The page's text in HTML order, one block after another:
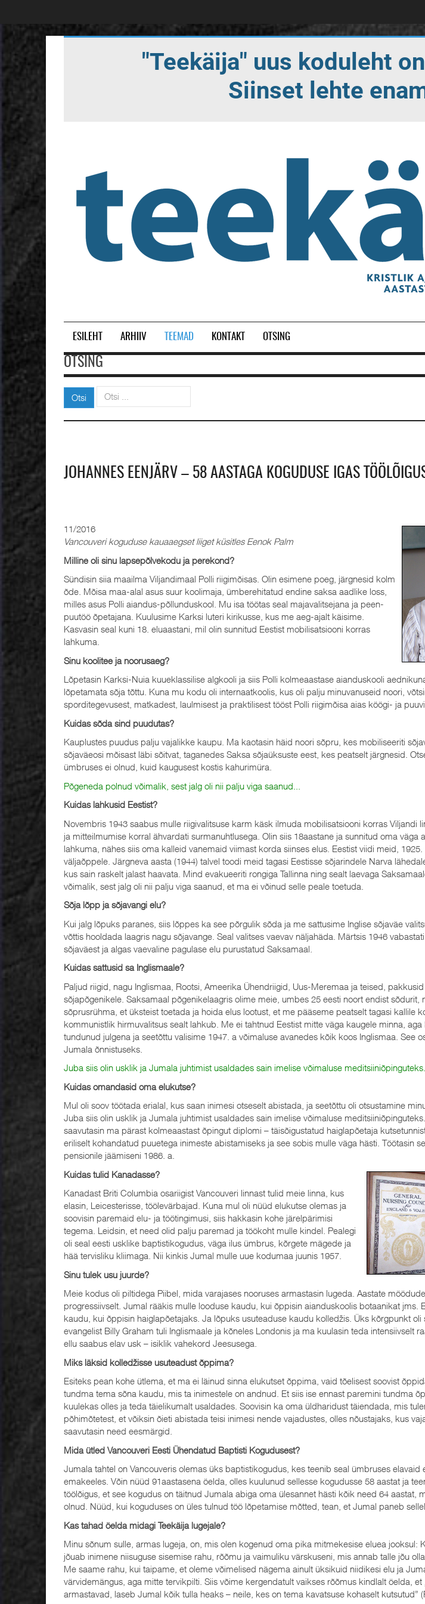
ESILEHT ARHIIV TEEMAD KONTAKT OTSING
OTSING
Otsi Otsi
JOHANNES EENJÄRV – 58 AASTAGA KOGUDUSE IGAS
11/2016
Vancouveri koguduse kauaaegset liiget küsitles Eenok Palm
Milline oli sinu lapsepõlvekodu ja perekond?
Sündisin siia maailma Viljandimaal Polli riigimõisas. Olin esimene poeg, järgnesid kolm
õde. Mõisa maa-alal asus suur koolimaja, ümberehitatud endine saksa aadlike loss,
milles asus Polli aiandus-põllunduskool. Mu isa töötas seal majavalitsejana ja peen-
puutöö õpetajana. Kuulusime Karksi luteri kirikusse, kus me aeg-ajalt käisime.
Kasvasin seal kuni 18. eluaastani, mil olin sunnitud Eestist mobilisatsiooni korras
lahkuma.
Sinu koolitee ja noorusaeg?
Lõpetasin Karksi-Nuia kuueklassilise algkooli ja siis Polli kolmeaastase aianduskooli
lõpetamata sõja tõttu. Kuna mu kodu oli internaatkoolis, kus oli palju minuvanuseid noori,
sporditegevusest, matkadest, laulmisest ja praktilisest tööst Polli riigimõisa aias köögi- ja
Kuidas sõda sind puudutas?
Kauplustes puudus palju vajalikke kaupu. Ma kaotasin häid noori sõpru, kes mobiliseeriti
sõjaväeosi mõisast läbi sõitvat, taganedes Saksa sõjaüksuste eest, kes peatselt järgnesid.
ümbruses ei olnud, kuid kaugusest kostis kahurimüra.
Põgeneda polnud võimalik, sest jalg oli nii palju viga saanud...
Kuidas lahkusid Eestist?
Novembris 1943 saabus mulle riigivalitsuse karm käsk ilmuda mobilisatsiooni korras Viljandi
ja mitteilmumise korral ähvardati surmanuhtlusega. Olin siis 18aastane ja sunnitud oma väga
lahkuma, nähes siis oma kalleid vanemaid viimast korda siinses elus. Eestist viidi meid,
väljaõppele. Järgneva aasta (1944) talvel toodi meid tagasi Eestisse sõjarindele Narva
kus sain raskelt jalast haavata. Mind evakueeriti rongiga Tallinna ning sealt laevaga
võimalik, sest jalg oli nii palju viga saanud, et ma ei võinud selle peale toetuda.
Sõja lõpp ja sõjavangi elu?
Kui jalg lõpuks paranes, siis lõppes ka see põrgulik sõda ja me sattusime Inglise sõjaväe
võttis hooldada laagris nagu sõjavange. Seal valitses vaevav näljahäda. Märtsis 1946
sõjaväest ja algas vaevaline pagulase elu purustatud Saksamaal.
Kuidas sattusid sa Inglismaale?
Paljud riigid, nagu Inglismaa, Rootsi, Ameerika Ühendriigid, Uus-Meremaa ja teised,
sõjapõgenikele. Saksamaal põgenikelaagris olime meie, umbes 25 eesti noort endist sõdurit,
sõprusrühma, et üksteist toetada ja hoida elus lootust, et me pääseme peatselt tagasi kallile
kommunistlik hirmuvalitsus sealt lahkub. Me ei tahtnud Eestist mitte väga kaugele minna, aga
tundunud julgena ja seetõttu valisime 1947. a võimaluse avanedes kõik koos Inglismaa. See
Jumala õnnistuseks.
Juba siis olin usklik ja Jumala juhtimist usaldades sain imelise võimaluse meditsiiniõpinguteks.
Kuidas omandasid oma elukutse?
Mul oli soov töötada erialal, kus saan inimesi otseselt abistada, ja seetõttu oli otsustamine
Juba siis olin usklik ja Jumala juhtimist usaldades sain imelise võimaluse
saavutasin ma pärast kolmeaastast õpingut diplomi – täisõigustatud haiglapõetaja
eriliselt kohandatud puuetega inimeste abistamiseks ja see sobis mulle väga hästi. Töötasin
pensionile jäämiseni 1986. a.
Kuidas tulid Kanadasse?
Kanadast Briti Columbia osariigist Vancouveri linnast tulid meie linna, kus
elasin, Leicesterisse, töölevärbajad. Kuna mul oli nüüd elukutse olemas ja
soovisin paremaid elu- ja töötingimusi, siis hakkasin kohe järelpärimisi
tegema. Leidsin, et need olid palju paremad ja töökoht mulle kindel. Pealegi
oli seal eesti usklike baptistikogudus, väga ilus ümbrus, kõrgete mägede ja
hää tervisliku kliimaga. Nii kinkis Jumal mulle uue kodumaa juunis 1957.
Sinu tulek usu juurde?
Meie kodus oli piltidega Piibel, mida varajases nooruses armastasin lugeda. Aastate
progressiivselt. Jumal rääkis mulle looduse kaudu, kui õppisin aianduskoolis botaanikat jms.
kaudu, kui õppisin haiglapõetajaks. Ja lõpuks usuteaduse kaudu kolledžis. Üks kõrgpunkt oli
evangelist Billy Graham tuli Inglismaale ja kõneles Londonis ja ma kuulasin teda intensiivselt
ellu saabus elav usk – isiklik vahekord Jeesusega.
Miks läksid kolledžisse usuteadust õppima?
Esiteks pean kohe ütlema, et ma ei läinud sinna elukutset õppima, vaid tõelisest soovist
tundma tema sõna kaudu, mis ta inimestele on andnud. Et siis ise ennast paremini tundma
kuulekas olles ja teda täielikumalt usaldades. Soovisin ka oma üldharidust täiendada, mis
põhimõtetest, et võiksin õieti abistada teisi inimesi nende vajadustes, olles nõustajaks, kus
saavutasin need eesmärgid.
Mida ütled Vancouveri Eesti Ühendatud Baptisti Kogudusest?
Jumala tahtel on Vancouveris olemas üks baptistikogudus, kes teenib seal ümbruses elavaid
emakeeles. Võin nüüd 91aastasena öelda, olles kuulunud sellesse kogudusse 58 aastat ja
töölõigus, et see kogudus on täitnud Jumala abiga oma ülesannet hästi kõik need 64 aastat,
olnud. Nüüd, kui koguduses on üles tulnud töö lõpetamise mõtted, tean, et Jumal paneb
Kas tahad öelda midagi Teekäija lugejale?
Minu sõnum sulle, armas lugeja, on, mis olen kogenud oma pika mitmekesise eluea jooksul:
jõuab inimene niisuguse sisemise rahu, rõõmu ja vaimuliku värskuseni, mis annab talle jõu
Me saame rahu, kui taipame, et oleme võimelised nägema ainult üksikuid niidikesi elu ja
värvidemängus, aga mitte tervikpilti. Siis võime kergendatult vaikses rõõmus kindlalt öelda, et
armastavad, laseb Jumal kõik tulla heaks – neile, kes on tema kavatsuse kohaselt kutsutud”